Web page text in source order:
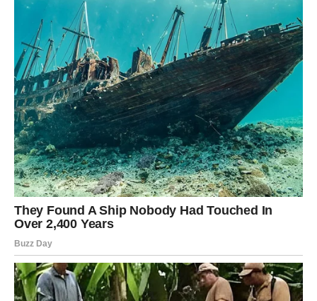
vas povrijedi ili razočara.
Pokušajte ne donositi velike odluke u trenutku ljutnje.
Jedna impulzivna reakcija mogla bi vam kasnije donijeti
kajanje.
Dajte sebi vremena da razmislite prije nego što nešto
kažete ili uradite.
OVAJ VIKEND DONOSI VAŽNU
PREKRETNICU
Iako vam možda sada ne djeluje tako, vikend pred vama
mogao bi označiti početak veoma važnog perioda u